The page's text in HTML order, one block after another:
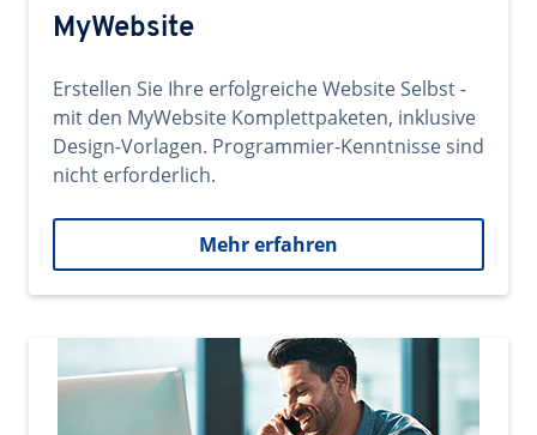
MyWebsite
Erstellen Sie Ihre erfolgreiche Website Selbst -
mit den MyWebsite Komplettpaketen, inklusive
Design-Vorlagen. Programmier-Kenntnisse sind
nicht erforderlich.
Mehr erfahren